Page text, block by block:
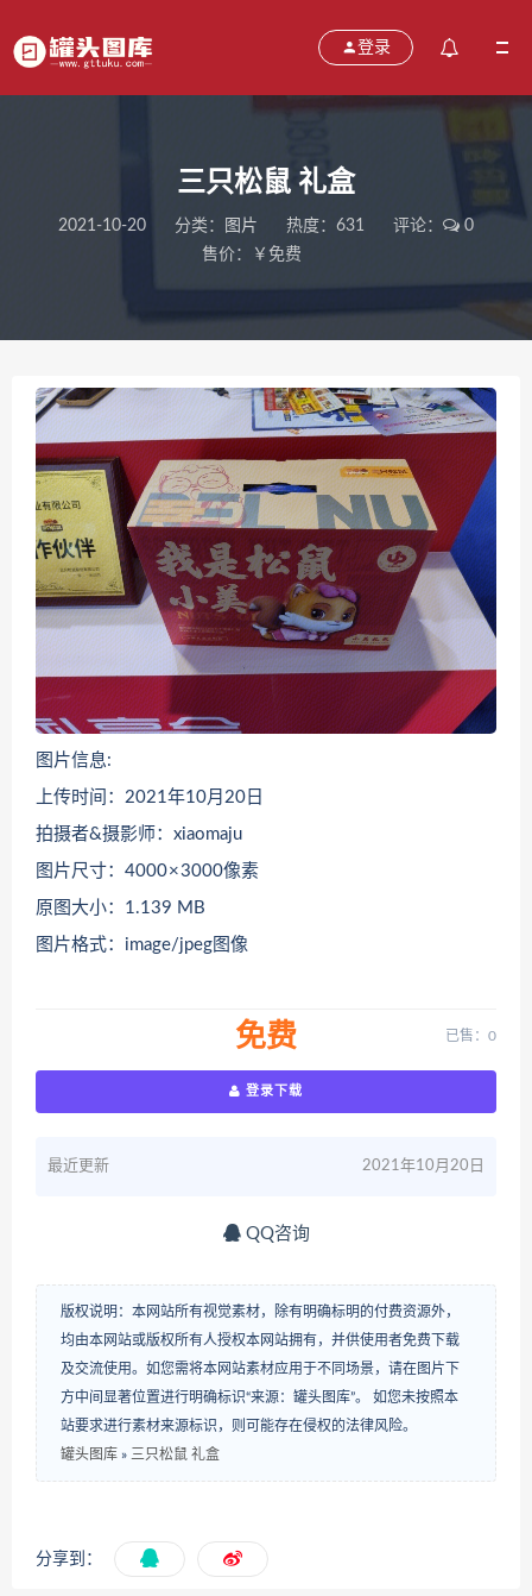
登录
三只松鼠 礼盒
2021-10-20 分类： 图片 热度：631 评论：
0
售价：￥免费
图片信息:
上传时间：2021年10月20日
拍摄者&摄影师：xiaomaju
图片尺寸：4000 × 3000像素
原图大小：1.139 MB
图片格式：image/jpeg图像
免费 已售：0
登录下载
最近更新 2021年10月20日
QQ咨询
版权说明：本网站所有视觉素材，除有明确标明的付费资源外，
均由本网站或版权所有人授权本网站拥有，并供使用者免费下载
及交流使用。如您需将本网站素材应用于不同场景，请在图片下
方中间显著位置进行明确标识“来源：罐头图库”。 如您未按照本
站要求进行素材来源标识，则可能存在侵权的法律风险。
罐头图库 » 三只松鼠 礼盒
分享到：